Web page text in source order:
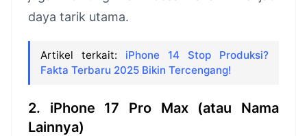
daya tarik utama.
Artikel terkait: iPhone 14 Stop Produksi?
Fakta Terbaru 2025 Bikin Tercengang!
2. iPhone 17 Pro Max (atau Nama
Lainnya)